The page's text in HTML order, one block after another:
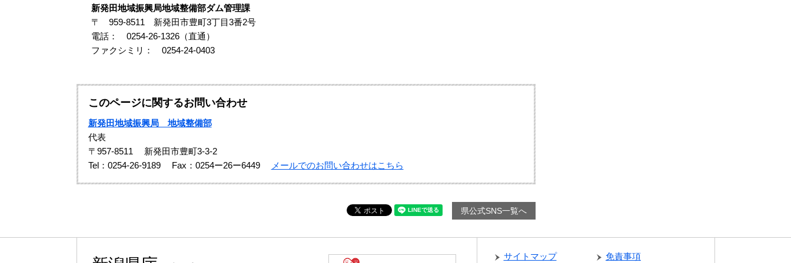
新発田地域振興局地域整備部ダム管理課
〒 959-8511 新発田市豊町3丁目3番2号
電話： 0254-26-1326（直通）
ファクシミリ： 0254-24-0403
このページに関するお問い合わせ
新発田地域振興局 地域整備部
代表
〒957-8511
新発田市豊町3-3-2
Tel：0254-26-9189
Fax：0254ー26ー6449 メールでのお問い合わせはこちら
県公式SNS一覧へ
サイトマップ 免責事項